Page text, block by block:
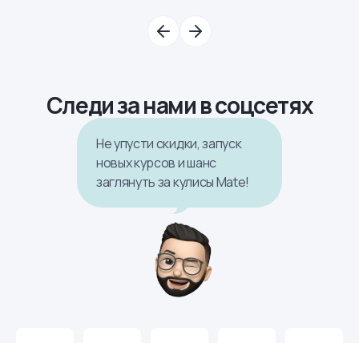
Следи за нами в соцсетях
Не упусти скидки, запуск
новых курсов и шанс
заглянуть за кулисы Mate!